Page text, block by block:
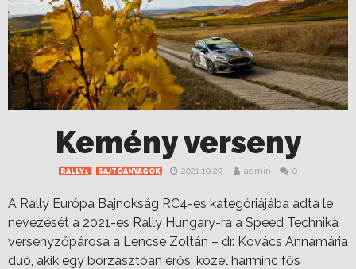
Kemény verseny
RALLY1 SAJTÓANYAGOK 2021.10.29. admin 0
A Rally Európa Bajnokság RC4-es kategóriájába adta le
nevezését a 2021-es Rally Hungary-ra a Speed Technika
versenyzőpárosa a Lencse Zoltán – dr. Kovács Annamária
duó, akik egy borzasztóan erős, közel harminc fős